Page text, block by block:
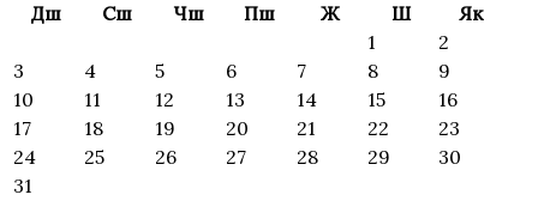
Дш
Сш Чш Пш Ж Ш
Як
1
2
3
4 5 6 7 8
9
10
11 12 13 14 15
16
17
18 19 20 21 22
23
24
25 26 27 28 29
30
31